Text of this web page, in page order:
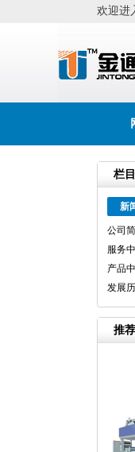
欢迎进
栏
新
公司
服务
产品
发展
推